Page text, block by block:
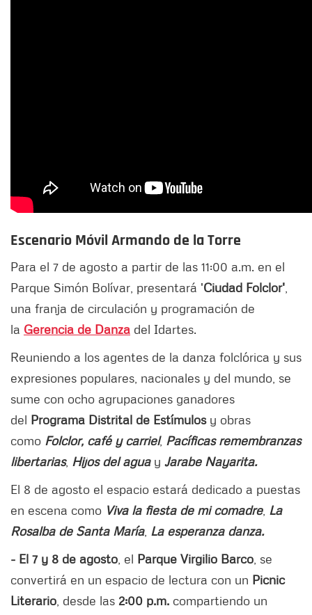
Escenario Móvil Armando de la Torre
Para el 7 de agosto a partir de las 11:00 a.m. en el
Parque Simón Bolívar, presentará 'Ciudad Folclor'
una franja de circulación y programación de
la Gerencia de Danza del Idartes.
Reuniendo a los agentes de la danza folclórica y sus
expresiones populares, nacionales y del mundo, se
sume con ocho agrupaciones ganadores
del Programa Distrital de Estímulos y obras
como Folclor, café y carriel, Pacíficas remembranzas
libertarias, Hijos del aguay Jarabe Nayarita.
El 8 de agosto el espacio estará dedicado a puestas
en escena como Viva la fiesta de mi comadre, La
Rosalba de Santa María, La esperanza danza.
- El 7 y 8 de agosto , el Parque Virgilio Barco , se
convertirá en un espacio de lectura con un Picnic
Literario , desde las 2:00 p.m. compartiendo un